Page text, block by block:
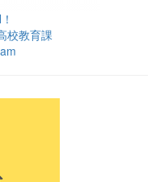
校教育課